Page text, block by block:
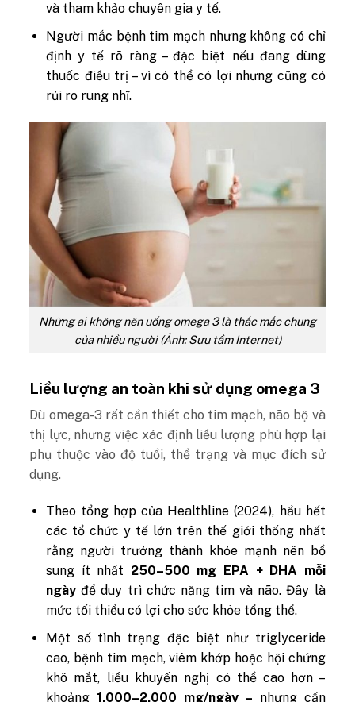
và tham khảo chuyên gia y tế.
Người mắc bệnh tim mạch nhưng không có chỉ
định y tế rõ ràng – đặc biệt nếu đang dùng
thuốc điều trị – vì có thể có lợi nhưng cũng có
rủi ro rung nhĩ.
Những ai không nên uống omega 3 là thắc mắc chung
của nhiều người (Ảnh: Sưu tầm Internet)
Liều lượng an toàn khi sử dụng omega 3
Dù omega-3 rất cần thiết cho tim mạch, não bộ và
thị lực, nhưng việc xác định liều lượng phù hợp lại
phụ thuộc vào độ tuổi, thể trạng và mục đích sử
dụng.
Theo tổng hợp của Healthline (2024), hầu hết
các tổ chức y tế lớn trên thế giới thống nhất
rằng người trưởng thành khỏe mạnh nên bổ
sung ít nhất 250–500 mg EPA + DHA mỗi
ngày để duy trì chức năng tim và não. Đây là
mức tối thiểu có lợi cho sức khỏe tổng thể.
Một số tình trạng đặc biệt như triglyceride
cao, bệnh tim mạch, viêm khớp hoặc hội chứng
khô mắt, liều khuyến nghị có thể cao hơn –
khoảng 1.000–2.000 mg/ngày – nhưng cần